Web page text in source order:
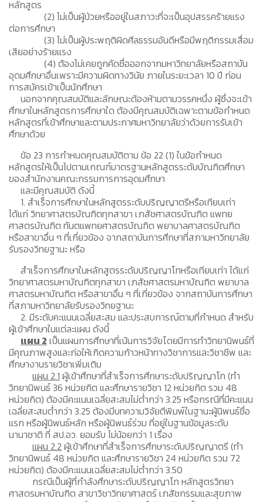
หลักสูตร
(2) ไม่เป็นผู้ป่วยหรืออยู่ในสภาวะที่จะเป็นอุปสรรคร้ายแรง
ต่อการศึกษา
(3) ไม่เป็นผู้ประพฤติผิดศีลธรรมอันดีหรือมีพฤติกรรมเสื่อม
เสียอย่างร้ายแรง
(4) ต้องไม่เคยถูกคัดชื่อออกจากมหาวิทยาลัยหรือสถาบัน
อุดมศึกษาอื่นเพราะมีความผิดทางวินัย ภายในระยะเวลา 10 ปี ก่อน
การสมัครเข้าเป็นนักศึกษา
นอกจากคุณสมบัติและลักษณะต้องห้ามตามวรรคหนึ่ง ผู้ซึ่งจะเข้า
ศึกษาในหลักสูตรการศึกษาใด ต้องมีคุณสมบัติเฉพาะตามข้อกำหนด
หลักสูตรที่เข้าศึกษาและตามประกาศมหาวิทยาลัยว่าด้วยการรับเข้า
ศึกษาด้วย
ข้อ 23 การกำหนดคุณสมบัติตาม ข้อ 22 (1) ในข้อกำหนด
หลักสูตรให้เป็นไปตามเกณฑ์มาตรฐานหลักสูตรระดับบัณฑิตศึกษา
ของสำนักงานคณะกรรมการการอุดมศึกษา
และมีคุณสมบัติ ดังนี้
1. สำเร็จการศึกษาในหลักสูตรระดับปริญญาตรีหรือเทียบเท่า
ได้แก่ วิทยาศาสตรบัณฑิตทุกสาขา เภสัชศาสตรบัณฑิต แพทย
ศาสตรบัณฑิต ทันตแพทยศาสตรบัณฑิต พยาบาลศาสตรบัณฑิต
หรือสาขาอื่น ๆ ที่เกี่ยวข้อง จากสถาบันการศึกษาที่สภามหาวิทยาลัย
รับรองวิทยฐานะ หรือ
สำเร็จการศึกษาในหลักสูตรระดับปริญญาโทหรือเทียบเท่า ได้แก่
วิทยาศาสตรมหาบัณฑิตทุกสาขา เภสัชศาสตรมหาบัณฑิต พยาบาล
ศาสตรมหาบัณฑิต หรือสาขาอื่น ๆ ที่เกี่ยวข้อง จากสถาบันการศึกษา
ที่สภามหาวิทยาลัยรับรองวิทยฐานะ
2. มีระดับคะแนนเฉลี่ยสะสม และประสบการณ์ตามที่กำหนด สำหรับ
ผู้เข้าศึกษาในแต่ละแผน ดังนี้
แผน 2 เป็นแผนการศึกษาที่เน้นการวิจัยโดยมีการทำวิทยานิพนธ์ที่
มีคุณภาพสูงและก่อให้เกิดความก้าวหน้าทางวิชาการและวิชาชีพ และ
ศึกษางานรายวิชาเพิ่มเติม
แผน 2.1 ผู้เข้าศึกษาที่สำเร็จการศึกษาระดับปริญญาโท (ทำ
วิทยานิพนธ์ 36 หน่วยกิต และศึกษารายวิชา 12 หน่วยกิต รวม 48
หน่วยกิต) ต้องมีคะแนนเฉลี่ยสะสมไม่ต่ำกว่า 3.25 หรือกรณีที่มีคะแนน
เฉลี่ยสะสมต่ำกว่า 3.25 ต้องมีบทความวิจัยตีพิมพ์ในฐานะผู้นิพนธ์ชื่อ
แรก หรือผู้นิพนธ์หลัก หรือผู้นิพนธ์ร่วม ที่อยู่ในฐานข้อมูลระดับ
นานาชาติ ที่ สป.อว. ยอมรับ ไม่น้อยกว่า 1 เรื่อง
แผน 2.2 ผู้เข้าศึกษาที่สำเร็จการศึกษาระดับปริญญาตรี (ทำ
วิทยานิพนธ์ 48 หน่วยกิต และศึกษารายวิชา 24 หน่วยกิต รวม 72
หน่วยกิต) ต้องมีคะแนนเฉลี่ยสะสมไม่ต่ำกว่า 3.50
กรณีเป็นผู้ที่กำลังศึกษาระดับปริญญาโท หลักสูตรวิทยา
ศาสตรมหาบัณฑิต สาขาวิชาวิทยาศาสตร์ เภสัชกรรมและสุขภาพ